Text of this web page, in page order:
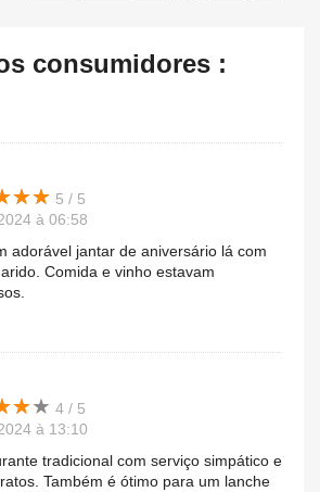
consumidores :
★★
★★ 5 / 5
à 06:58
adorável jantar de aniversário lá com
Comida e vinho estavam
★★
★★ 4 / 5
à 13:10
tradicional com serviço simpático e
Também é ótimo para um lanche